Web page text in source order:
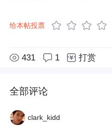
给本帖投票
431 1 打赏
全部评论
clark_kidd